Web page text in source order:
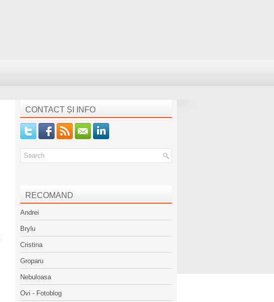
CONTACT ȘI INFO
RECOMAND
Andrei
Brylu
Cristina
Groparu
Nebuloasa
Ovi - Fotoblog